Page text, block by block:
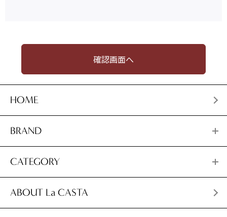
HOME
BRAND
CATEGORY
ABOUT La CASTA